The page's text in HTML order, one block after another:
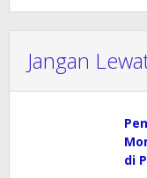
Jangan
di